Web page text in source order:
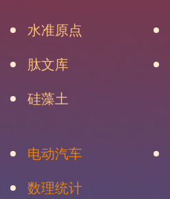
水准原点
肽文库
硅藻土
电动汽车
数理统计